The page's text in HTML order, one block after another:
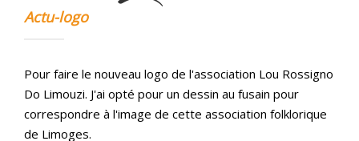
Actu-logo
Pour faire le nouveau logo de l'association Lou Rossigno
Do Limouzi. J'ai opté pour un dessin au fusain pour
correspondre à l'image de cette association folklorique
de Limoges.